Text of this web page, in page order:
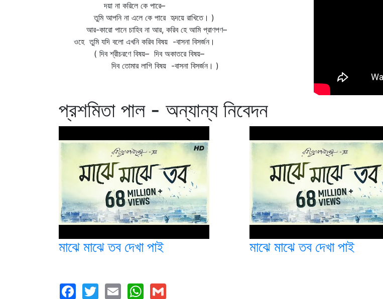
দয়া না করিলে কে পারে–
তুমি আপনি না এলে কে পারে হৃদয়ে রাখিতে। )
আর-কারো পানে চাহিব না আর, করিব হে আমি প্রাণপণ–
ওহে তুমি যদি বলো এখনি করিব বিষয় -বাসনা বিসর্জন।
( দিব শ্রীচরণে বিষয়– দিব অকাতরে বিষয়–
দিব তোমার লাগি বিষয় -বাসনা বিসর্জন। )
প্রশমিতা পাল - অন্যান্য নিবেদন
মাঝে মাঝে তব দেখা পাই মাঝে মাঝে তব দেখা পাই